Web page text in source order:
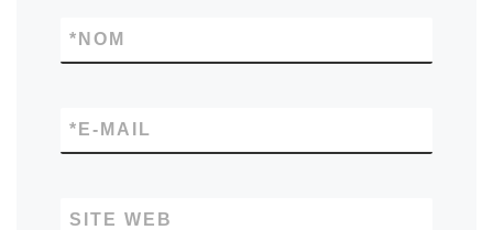
NOM
*
E-MAIL
*
SITE WEB